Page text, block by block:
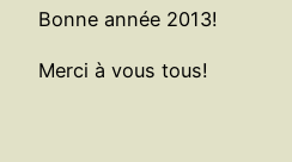
Bonne année 2013!
Merci à vous tous!